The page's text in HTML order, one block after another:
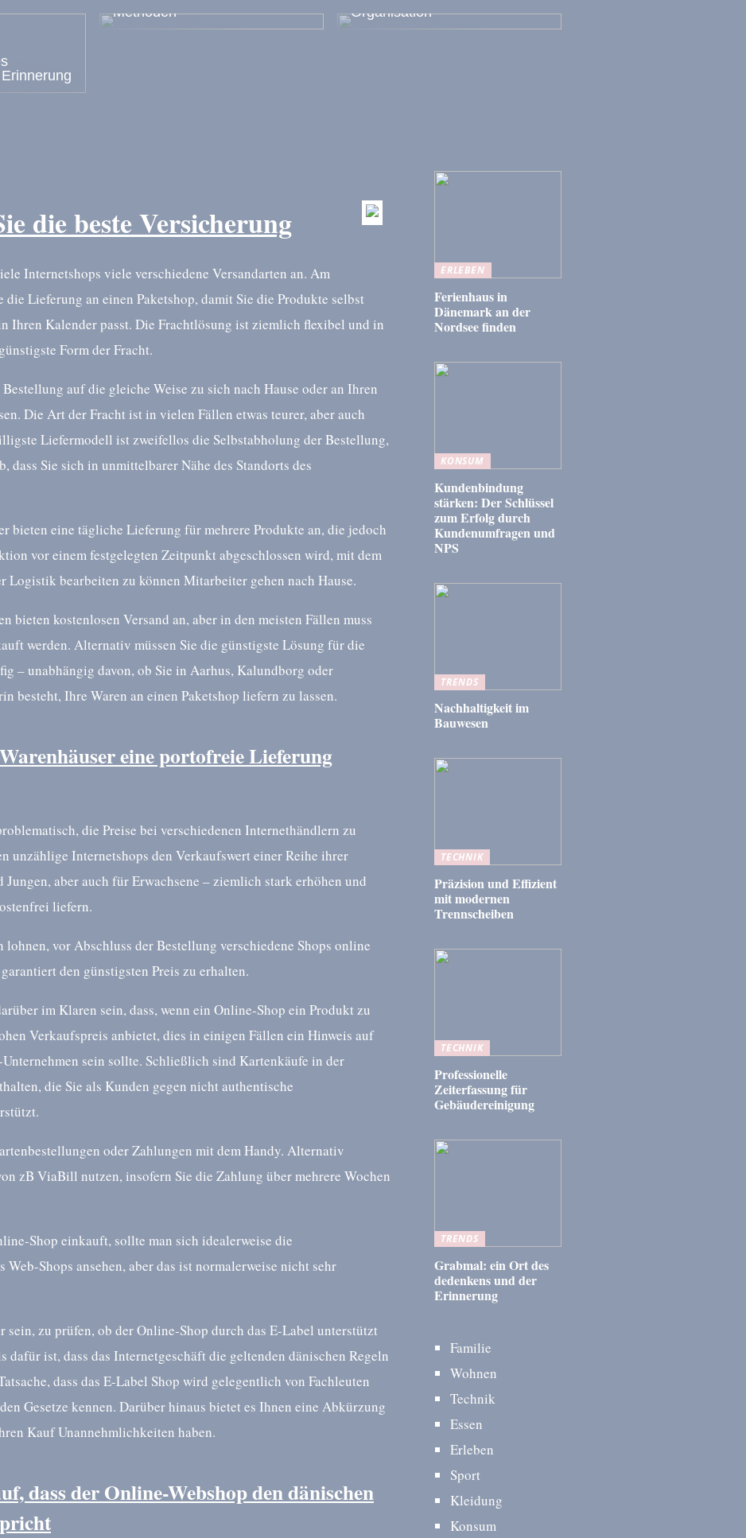
Methoden
Organisation
die beste Versicherung
Internetshops viele verschiedene Versandarten an. Am
Lieferung an einen Paketshop, damit Sie die Produkte selbst
Ihren Kalender passt. Die Frachtlösung ist ziemlich flexibel und in
Form der Fracht.
auf die gleiche Weise zu sich nach Hause oder an Ihren
Die Art der Fracht ist in vielen Fällen etwas teurer, aber auch
Liefermodell ist zweifellos die Selbstabholung der Bestellung,
dass Sie sich in unmittelbarer Nähe des Standorts des
bieten eine tägliche Lieferung für mehrere Produkte an, die jedoch
vor einem festgelegten Zeitpunkt abgeschlossen wird, mit dem
Logistik bearbeiten zu können Mitarbeiter gehen nach Hause.
bieten kostenlosen Versand an, aber in den meisten Fällen muss
werden. Alternativ müssen Sie die günstigste Lösung für die
– unabhängig davon, ob Sie in Aarhus, Kalundborg oder
besteht, Ihre Waren an einen Paketshop liefern zu lassen.
eine portofreie Lieferung
die Preise bei verschiedenen Internethändlern zu
unzählige Internetshops den Verkaufswert einer Reihe ihrer
aber auch für Erwachsene – ziemlich stark erhöhen und
liefern.
lohnen, vor Abschluss der Bestellung verschiedene Shops online
den günstigsten Preis zu erhalten.
im Klaren sein, dass, wenn ein Online-Shop ein Produkt zu
Verkaufspreis anbietet, dies in einigen Fällen ein Hinweis auf
sein sollte. Schließlich sind Kartenkäufe in der
die Sie als Kunden gegen nicht authentische
oder Zahlungen mit dem Handy. Alternativ
zB ViaBill nutzen, insofern Sie die Zahlung über mehrere Wochen
Shop einkauft, sollte man sich idealerweise die
Web-Shops ansehen, aber das ist normalerweise nicht sehr
sein, zu prüfen, ob der Online-Shop durch das E-Label unterstützt
dafür ist, dass das Internetgeschäft die geltenden dänischen Regeln
dass das E-Label Shop wird gelegentlich von Fachleuten
Gesetze kennen. Darüber hinaus bietet es Ihnen eine Abkürzung
Kauf Unannehmlichkeiten haben.
dass der Online-Webshop den dänischen
ERLEBEN
Ferienhaus in
Dänemark an der
Nordsee finden
KONSUM
Kundenbindung
stärken: Der Schlüssel
zum Erfolg durch
Kundenumfragen und
NPS
TRENDS
Nachhaltigkeit im
Bauwesen
TECHNIK
Präzision und Effizient
mit modernen
Trennscheiben
TECHNIK
Professionelle
Zeiterfassung für
Gebäudereinigung
TRENDS
Grabmal: ein Ort des
dedenkens und der
Erinnerung
Familie
Wohnen
Technik
Essen
Erleben
Sport
Kleidung
Konsum